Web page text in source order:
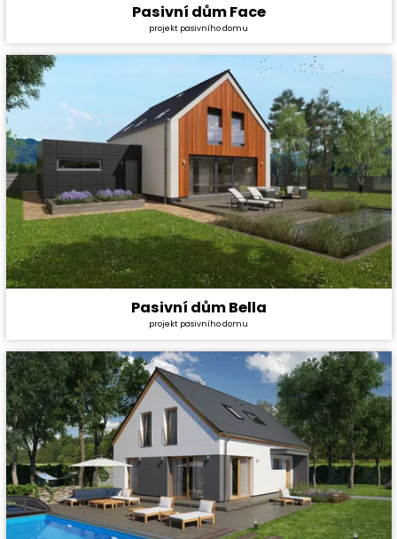
Cena stavby svépomocí:
Dispozice:
5+1
Užitná plocha:
Pasivní dům Face
projekt pasivního domu
Cena stavby svépomocí:
Dispozice:
5+1
Užitná plocha:
184,4 m²
Pasivní dům Bella
projekt pasivního domu